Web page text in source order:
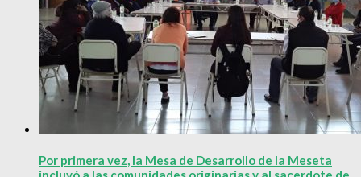
Por primera vez, la Mesa de Desarrollo de la Meseta